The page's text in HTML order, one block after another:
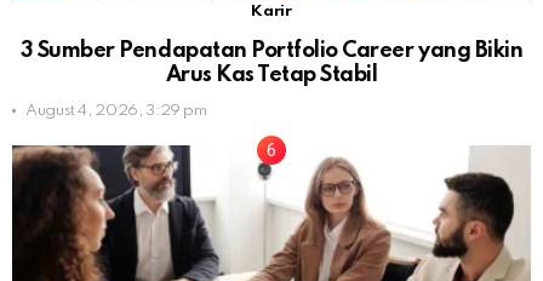
Karir
3 Sumber Pendapatan Portfolio Career yang Bikin
Arus Kas Tetap Stabil
August 4, 2026, 3:29 pm